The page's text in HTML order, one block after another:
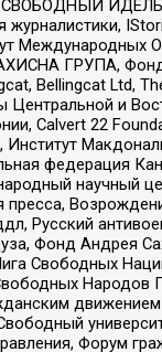
СВОБОДНЫЙ
журналистики,
Международных
ГРУПА, Фонд
Bellingcat Ltd,
Центральной и
Calvert 22
Институт
федерация
научный
Русский
Фонд Андрея
Свободных
Народов
Форум